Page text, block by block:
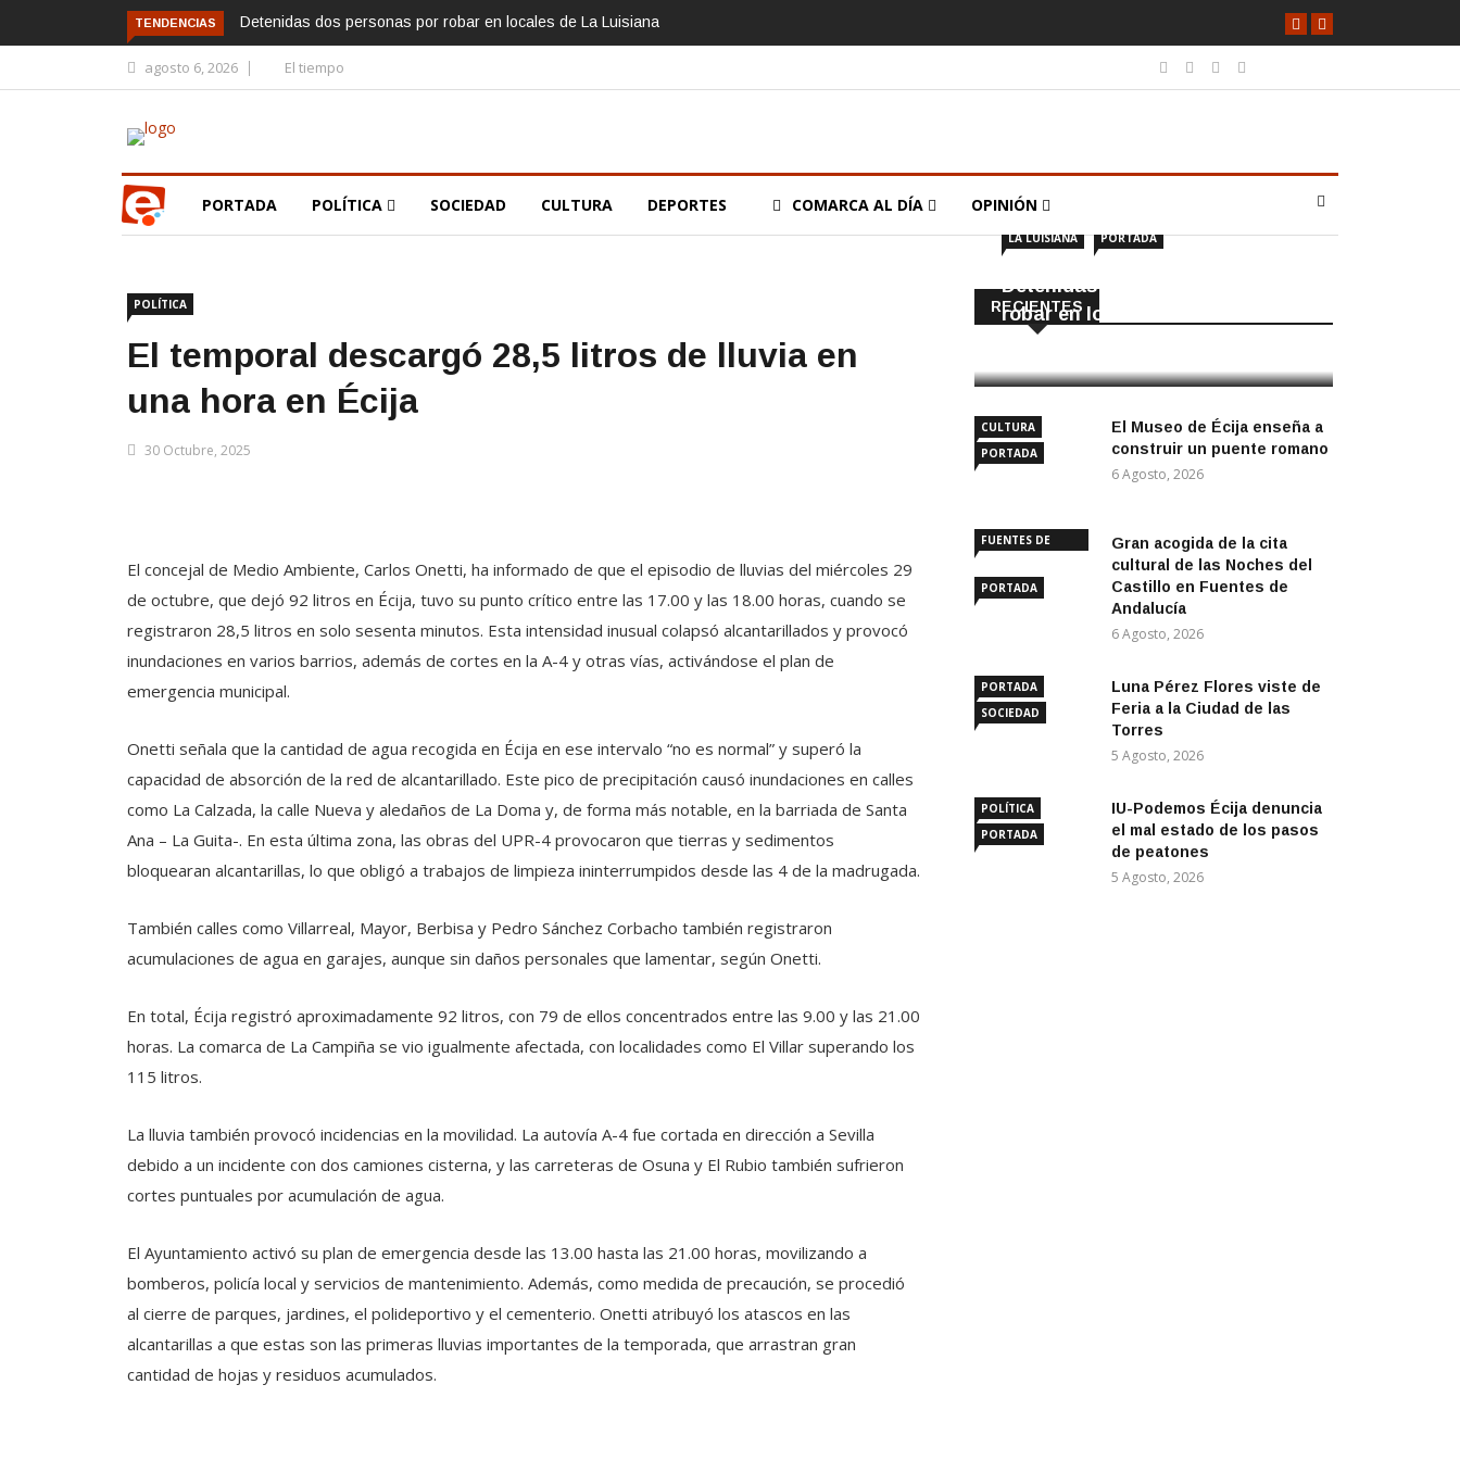
TENDENCIAS Detenidas dos personas por robar en locales de La Luisiana
agosto 6, 2026 El tiempo
PORTADA POLÍTICA SOCIEDAD CULTURA DEPORTES COMARCA AL DÍA OPINIÓN
POLÍTICA
El temporal descargó 28,5 litros de lluvia en
una hora en Écija
30 Octubre, 2025
El concejal de Medio Ambiente, Carlos Onetti, ha informado de que el episodio de lluvias del miércoles 29
de octubre, que dejó 92 litros en Écija, tuvo su punto crítico entre las 17.00 y las 18.00 horas, cuando se
registraron 28,5 litros en solo sesenta minutos. Esta intensidad inusual colapsó alcantarillados y provocó
inundaciones en varios barrios, además de cortes en la A-4 y otras vías, activándose el plan de
emergencia municipal.
Onetti señala que la cantidad de agua recogida en Écija en ese intervalo “no es normal” y superó la
capacidad de absorción de la red de alcantarillado. Este pico de precipitación causó inundaciones en calles
como La Calzada, la calle Nueva y aledaños de La Doma y, de forma más notable, en la barriada de Santa
Ana – La Guita-. En esta última zona, las obras del UPR-4 provocaron que tierras y sedimentos
bloquearan alcantarillas, lo que obligó a trabajos de limpieza ininterrumpidos desde las 4 de la madrugada.
También calles como Villarreal, Mayor, Berbisa y Pedro Sánchez Corbacho también registraron
acumulaciones de agua en garajes, aunque sin daños personales que lamentar, según Onetti.
En total, Écija registró aproximadamente 92 litros, con 79 de ellos concentrados entre las 9.00 y las 21.00
horas. La comarca de La Campiña se vio igualmente afectada, con localidades como El Villar superando los
115 litros.
La lluvia también provocó incidencias en la movilidad. La autovía A-4 fue cortada en dirección a Sevilla
debido a un incidente con dos camiones cisterna, y las carreteras de Osuna y El Rubio también sufrieron
cortes puntuales por acumulación de agua.
El Ayuntamiento activó su plan de emergencia desde las 13.00 hasta las 21.00 horas, movilizando a
bomberos, policía local y servicios de mantenimiento. Además, como medida de precaución, se procedió
al cierre de parques, jardines, el polideportivo y el cementerio. Onetti atribuyó los atascos en las
alcantarillas a que estas son las primeras lluvias importantes de la temporada, que arrastran gran
cantidad de hojas y residuos acumulados.
RECIENTES
LA LUISIANA PORTADA
Detenidas dos personas por
robar en locales de La Luisiana
CULTURA
PORTADA
El Museo de Écija enseña a
construir un puente romano
6 Agosto, 2026
FUENTES DE
PORTADA
Gran acogida de la cita
cultural de las Noches del
Castillo en Fuentes de
Andalucía
6 Agosto, 2026
PORTADA
SOCIEDAD
Luna Pérez Flores viste de
Feria a la Ciudad de las
Torres
5 Agosto, 2026
POLÍTICA
PORTADA
IU-Podemos Écija denuncia
el mal estado de los pasos
de peatones
5 Agosto, 2026